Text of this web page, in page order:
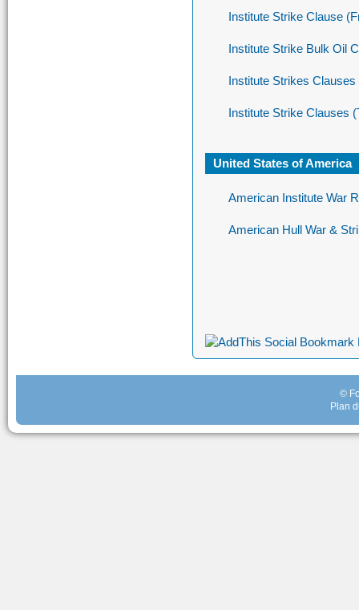
Institute Strike Clause
Institute Strike Bulk Oil
Institute Strikes
Institute Strike Clauses
United States of America
American Institute War
American Hull War &
©
Plan